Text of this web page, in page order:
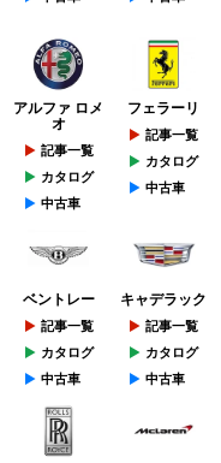
アルファ ロメ
オ
記事一覧
カタログ
中古車
フェラーリ
記事一覧
カタログ
中古車
ベントレー
記事一覧
カタログ
中古車
キャデラック
記事一覧
カタログ
中古車